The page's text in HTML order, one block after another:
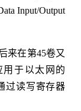
Input/Output
来在第45卷又
于以太网的
过读写寄存器